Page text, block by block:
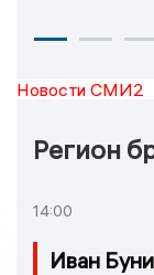
Новости СМИ2
Регион
14:00
Иван